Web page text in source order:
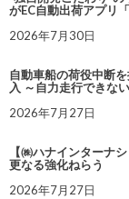
がEC自動出荷アプリ
2026年7月30日
自動車船の荷役中断
入 ～自力走行できな
2026年7月27日
【㈱ハナインターナ
更なる強化ねらう
2026年7月27日